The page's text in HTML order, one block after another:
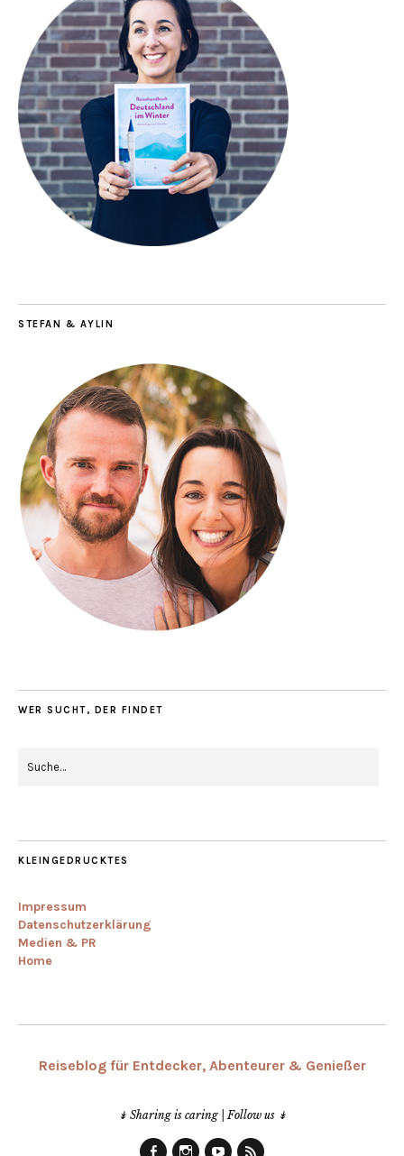
STEFAN & AYLIN
WER SUCHT, DER FINDET
KLEINGEDRUCKTES
Impressum
Datenschutzerklärung
Medien & PR
Home
Reiseblog für Entdecker, Abenteurer & Genießer
↡ Sharing is caring | Follow us ↡